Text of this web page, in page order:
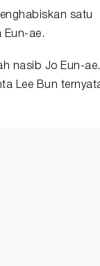
satu
Eun-ae.
nasib Jo Eun-ae.
Lee Bun